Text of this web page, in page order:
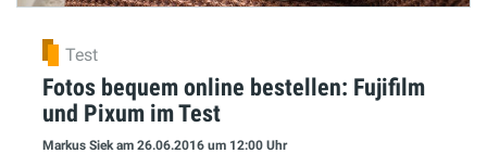
Test
Fotos bequem online bestellen: Fujifilm
und Pixum im Test
Markus Siekam 26.06.2016 um 12:00 Uhr